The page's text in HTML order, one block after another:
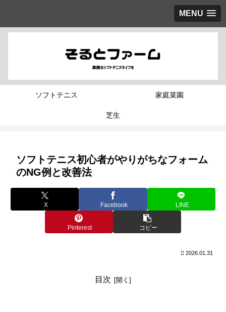
MENU
ソフトテニス 家庭菜園
芝生
ソフトテニス初心者がやりがちなフォーム
のNG例と改善法
X Facebook LINE
Pinterest コピー
2026.01.31
目次